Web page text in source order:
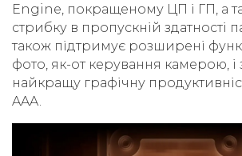
Engine, покращеному ЦП і ГП, а
стрибку в пропускній здатності
також підтримує розширені
фото, як-от керування камерою, і
найкращу графічну
AAA.